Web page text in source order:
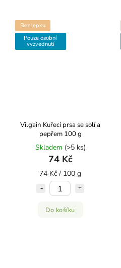
Bez lepku
Pouze osobní
vyzvednutí
Vilgain Kuřecí prsa se solí a
pepřem 100 g
Skladem (>5 ks)
74 Kč
74 Kč / 100 g
Do košíku